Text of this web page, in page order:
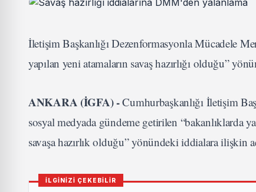
İletişim Başkanlığı Dezenformasyonla Mücadele
yapılan yeni atamaların savaş hazırlığı olduğu”
ANKARA (İGFA) -Cumhurbaşkanlığı İletişim
sosyal medyada gündeme getirilen “bakanlıklarda
savaşa hazırlık olduğu” yönündeki iddialara ilişkin
İLGİNİZİ ÇEKEBİLİR